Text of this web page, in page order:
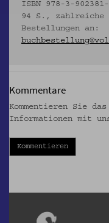
ISBN 978-3-
94 S., zahlreiche
Bestellungen an:
Kommentare
Kommentieren Sie
Informationen mit
Kommentieren